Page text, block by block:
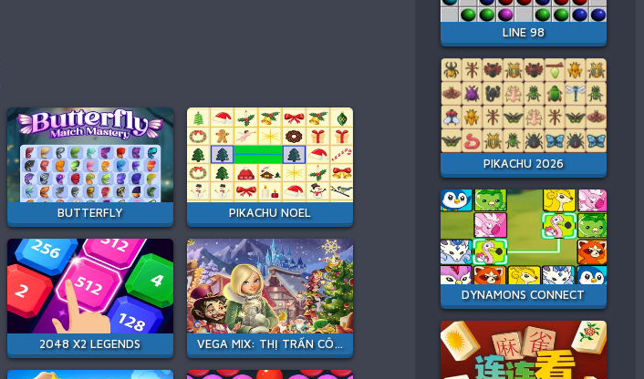
LINE 98
PIKACHU 2026
DYNAMONS CONNECT
BUTTERFLY PIKACHU NOEL
2048 X2 LEGENDS VEGA MIX: THỊ TRẤN CÔ TIÊN